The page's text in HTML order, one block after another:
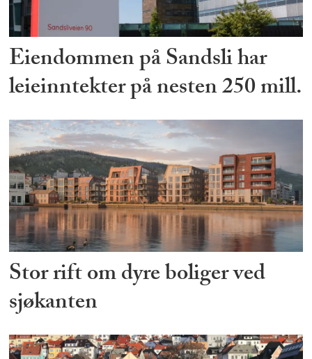
Eiendommen på Sandsli har
leieinntekter på nesten 250 mill.
Stor rift om dyre boliger ved
sjøkanten